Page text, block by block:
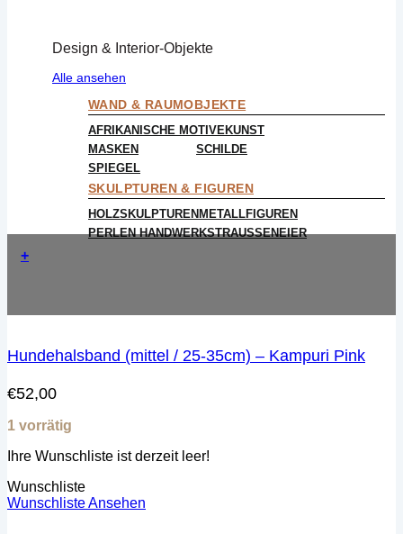
Design & Interior-Objekte
Alle ansehen
WAND & RAUMOBJEKTE
AFRIKANISCHE MOTIVEKUNST
MASKEN
SCHILDE
SPIEGEL
SKULPTUREN & FIGUREN
HOLZSKULPTURENMETALLFIGUREN
PERLEN HANDWERKSTRAUSSENEIER
+
Hundehalsband (mittel / 25-35cm) – Kampuri Pink
€52,00
1 vorrätig
Ihre Wunschliste ist derzeit leer!
Wunschliste
Wunschliste Ansehen